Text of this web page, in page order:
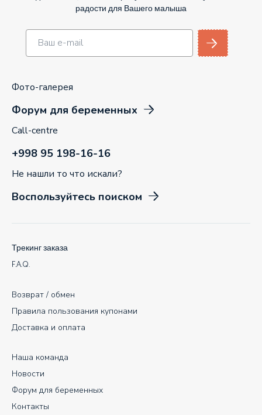
радости для Вашего малыша
Фото-галерея
Форум для беременных
Call-centre
+998 95 198-16-16
Не нашли то что искали?
Воспользуйтесь поиском
Наша команда
Новости
Форум для беременных
Контакты
Возврат / обмен
Правила пользования купонами
Доставка и оплата
Трекинг заказа
F.A.Q.